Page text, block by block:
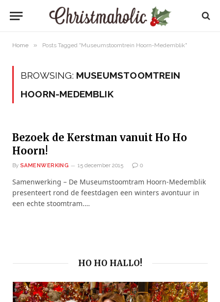
Home » Posts Tagged "Museumstoomtrein Hoorn-Medemblik"
BROWSING: MUSEUMSTOOMTREIN
HOORN-MEDEMBLIK
Bezoek de Kerstman vanuit Ho Ho
Hoorn!
By SAMENWERKING 15 december 2015 0
Samenwerking – De Museumstoomtram Hoorn-Medemblik
presenteert rond de feestdagen een winters avontuur in
een echte stoomtram.…
HO HO HALLO!